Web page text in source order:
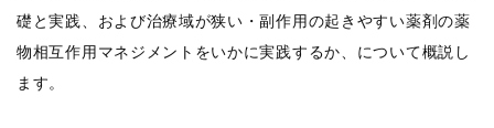
礎と実践、および治療域が狭い・副作用の起きやすい薬剤の薬
物相互作用マネジメントをいかに実践するか、について概説し
ます。